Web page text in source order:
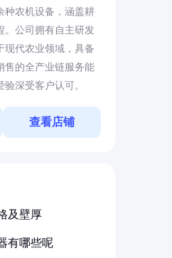
种农机设备，涵盖耕
。公司拥有自主研发
现代农业领域，具备
售的全产业链服务能
深受客户认可。
查看店铺
及壁厚
有哪些呢